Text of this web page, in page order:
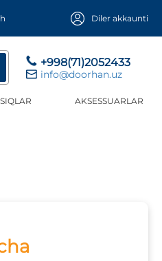
Diler akkaunti
+998(71)2052433
info@doorhan.uz
AKSESSUARLAR